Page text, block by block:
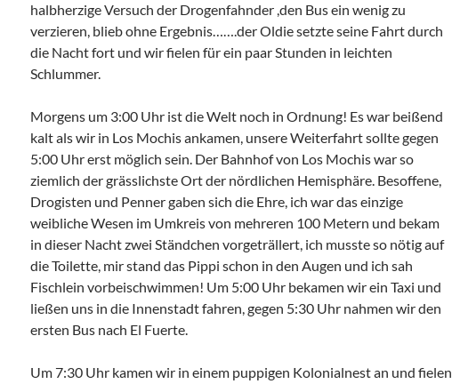
halbherzige Versuch der Drogenfahnder ,den Bus ein wenig zu
verzieren, blieb ohne Ergebnis…….der Oldie setzte seine Fahrt durch
die Nacht fort und wir fielen für ein paar Stunden in leichten
Schlummer.
Morgens um 3:00 Uhr ist die Welt noch in Ordnung! Es war beißend
kalt als wir in Los Mochis ankamen, unsere Weiterfahrt sollte gegen
5:00 Uhr erst möglich sein. Der Bahnhof von Los Mochis war so
ziemlich der grässlichste Ort der nördlichen Hemisphäre. Besoffene,
Drogisten und Penner gaben sich die Ehre, ich war das einzige
weibliche Wesen im Umkreis von mehreren 100 Metern und bekam
in dieser Nacht zwei Ständchen vorgeträllert, ich musste so nötig auf
die Toilette, mir stand das Pippi schon in den Augen und ich sah
Fischlein vorbeischwimmen! Um 5:00 Uhr bekamen wir ein Taxi und
ließen uns in die Innenstadt fahren, gegen 5:30 Uhr nahmen wir den
ersten Bus nach El Fuerte.
Um 7:30 Uhr kamen wir in einem puppigen Kolonialnest an und fielen